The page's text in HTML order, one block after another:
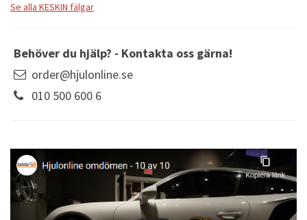
Se alla KESKIN fälgar
Behöver du hjälp? - Kontakta oss gärna!
order@hjulonline.se
010 500 600 6